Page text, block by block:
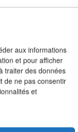
aux informations
et pour afficher
traiter des données
de ne pas consentir
et